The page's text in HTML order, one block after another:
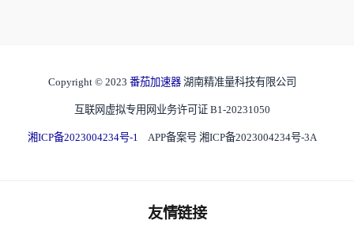
Copyright © 2023 番茄加速器 湖南精准量科技有限公司
互联网虚拟专用网业务许可证 B1-20231050
湘ICP备2023004234号-1 APP备案号 湘ICP备2023004234号-3A
友情链接